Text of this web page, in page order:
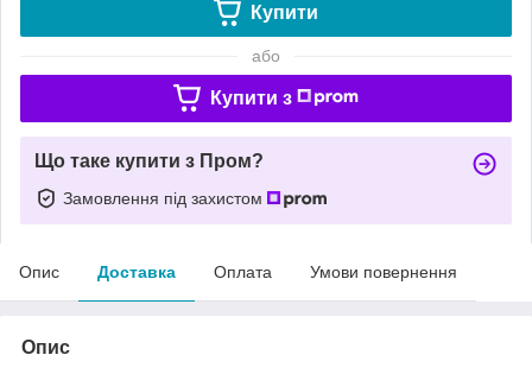
Купити
або
Купити з
Що таке купити з Пром?
Замовлення під захистом
Опис Доставка Оплата Умови повернення
Опис